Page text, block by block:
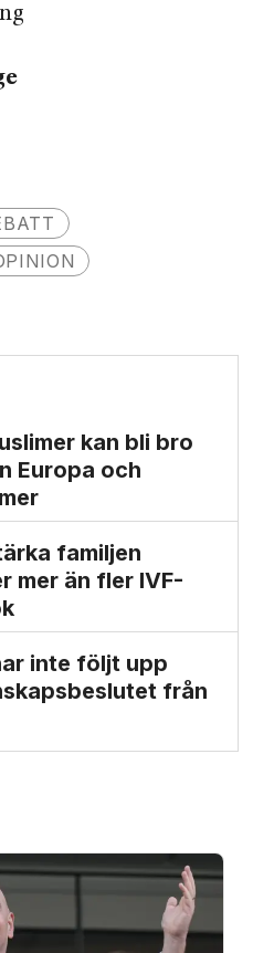
kan bli bro
Europa och
familjen
mer än fler IVF-
inte följt upp
från